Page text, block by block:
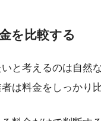
を比較する
と考えるのは自然
は料金をしっかり